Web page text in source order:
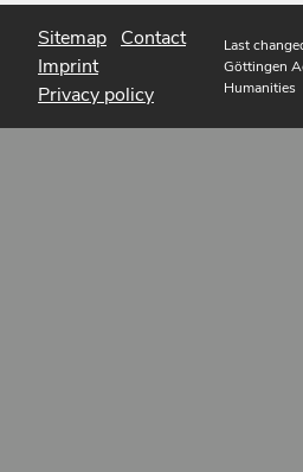
Sitemap Contact
Imprint
Privacy policy
Last
Göttingen
Humanities